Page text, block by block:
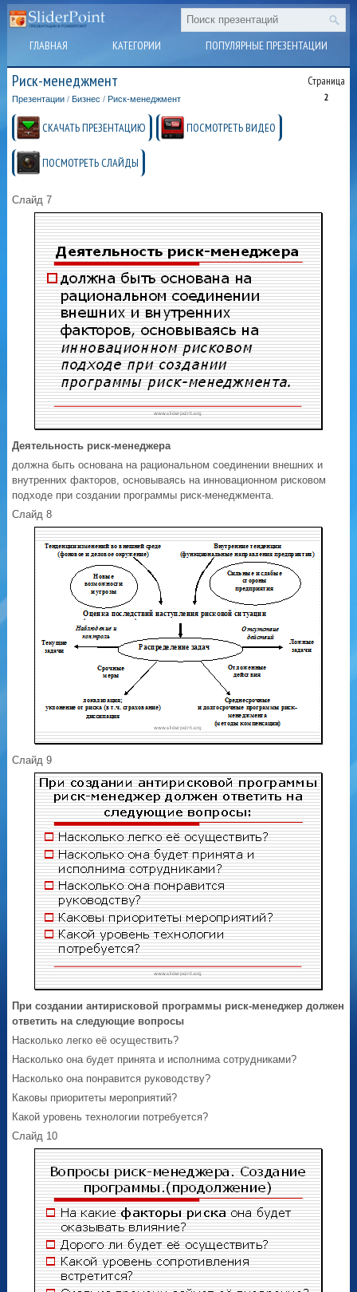
ГЛАВНАЯ КАТЕГОРИИ ПОПУЛЯРНЫЕ ПРЕЗЕНТАЦИИ
Риск-менеджмент Страница
2
Презентации / Бизнес / Риск-менеджмент
СКАЧАТЬ ПРЕЗЕНТАЦИЮ ПОСМОТРЕТЬ ВИДЕО
ПОСМОТРЕТЬ СЛАЙДЫ
Слайд 7
Деятельность риск-менеджера
должна быть основана на рациональном соединении внешних и
внутренних факторов, основываясь на инновационном рисковом
подходе при создании программы риск-менеджмента.
Слайд 8
Слайд 9
При создании антирисковой программы риск-менеджер должен
ответить на следующие вопросы
Насколько легко её осуществить?
Насколько она будет принята и исполнима сотрудниками?
Насколько она понравится руководству?
Каковы приоритеты мероприятий?
Какой уровень технологии потребуется?
Слайд 10